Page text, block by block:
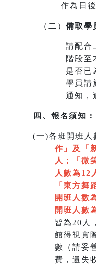
作為日
（二） 備取學
請配合
階段至
是否已
學員請
通知，
四、報名須知：
(一)各班開班人
作」及「
人
；
「微
人數為12
「 東方舞
開班人數
開班人數
皆為20人
館得視實
數（請妥
費，遺失